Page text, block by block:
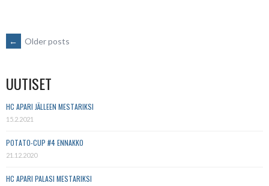
POSTS
NAVIGATION
← Older posts
UUTISET
HC APARI JÄLLEEN MESTARIKSI
15.2.2021
POTATO-CUP #4 ENNAKKO
21.12.2020
HC APARI PALASI MESTARIKSI